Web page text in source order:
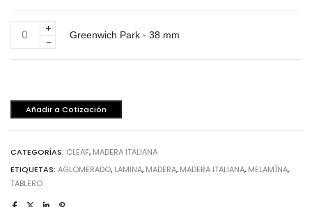
mm
Greenwich
Park
cantidad
Greenwich Park - 38 mm
Añadir a Cotización
CATEGORÍAS: CLEAF, MADERA ITALIANA
ETIQUETAS: AGLOMERADO, LAMINA, MADERA, MADERA ITALIANA, MELAMÍNA,
TABLERO